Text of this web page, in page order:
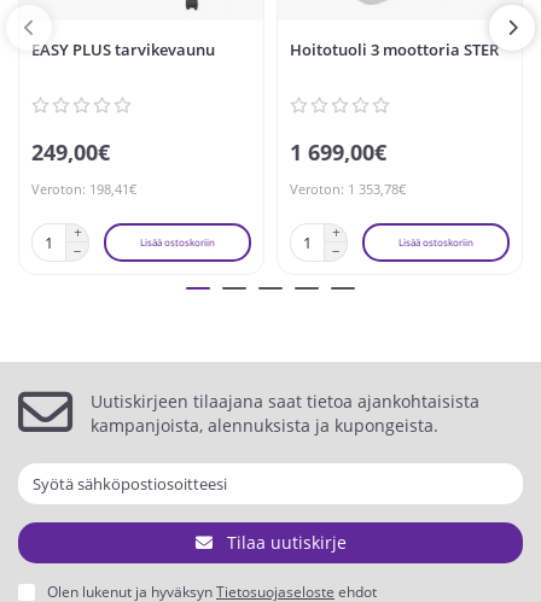
EASY PLUS tarvikevaunu
249,00€
Veroton: 198,41€
Lisää ostoskoriin
Hoitotuoli 3 moottoria STER
1 699,00€
Veroton: 1 353,78€
Lisää ostoskoriin
Uutiskirjeen tilaajana saat tietoa ajankohtaisista
kampanjoista, alennuksista ja kupongeista.
Tilaa uutiskirje
Olen lukenut ja hyväksynTietosuojaseloste ehdot